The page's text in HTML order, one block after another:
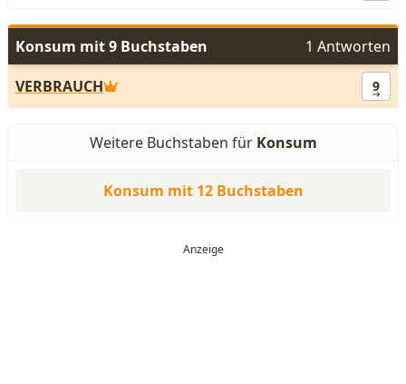
Konsum mit 9 Buchstaben
1 Antworten
VERBRAUCH
9
Weitere Buchstaben für Konsum
Konsum mit 12 Buchstaben